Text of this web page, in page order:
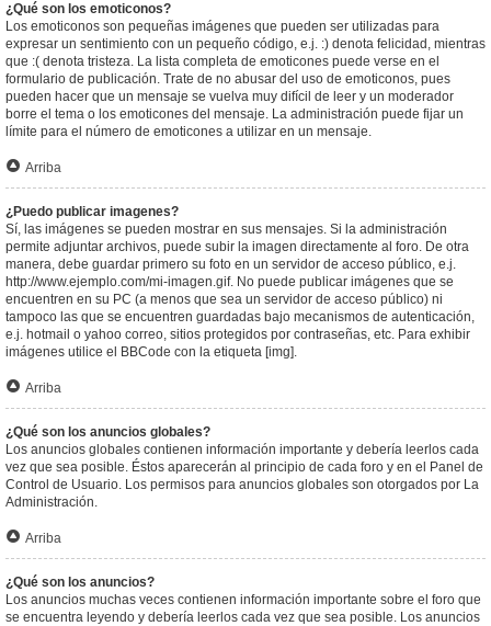
¿Qué son los emoticonos?
Los emoticonos son pequeñas imágenes que pueden ser utilizadas para
expresar un sentimiento con un pequeño código, e.j. :) denota felicidad, mientras
que :( denota tristeza. La lista completa de emoticones puede verse en el
formulario de publicación. Trate de no abusar del uso de emoticonos, pues
pueden hacer que un mensaje se vuelva muy difícil de leer y un moderador
borre el tema o los emoticones del mensaje. La administración puede fijar un
límite para el número de emoticones a utilizar en un mensaje.
Arriba
¿Puedo publicar imagenes?
Sí, las imágenes se pueden mostrar en sus mensajes. Si la administración
permite adjuntar archivos, puede subir la imagen directamente al foro. De otra
manera, debe guardar primero su foto en un servidor de acceso público, e.j.
http://www.ejemplo.com/mi-imagen.gif. No puede publicar imágenes que se
encuentren en su PC (a menos que sea un servidor de acceso público) ni
tampoco las que se encuentren guardadas bajo mecanismos de autenticación,
e.j. hotmail o yahoo correo, sitios protegidos por contraseñas, etc. Para exhibir
imágenes utilice el BBCode con la etiqueta [img].
Arriba
¿Qué son los anuncios globales?
Los anuncios globales contienen información importante y debería leerlos cada
vez que sea posible. Éstos aparecerán al principio de cada foro y en el Panel de
Control de Usuario. Los permisos para anuncios globales son otorgados por La
Administración.
Arriba
¿Qué son los anuncios?
Los anuncios muchas veces contienen información importante sobre el foro que
se encuentra leyendo y debería leerlos cada vez que sea posible. Los anuncios